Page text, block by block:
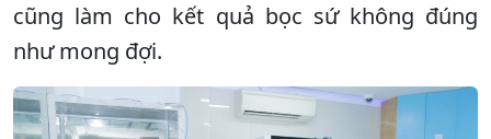
cũng làm cho kết quả bọc sứ không đúng
như mong đợi.